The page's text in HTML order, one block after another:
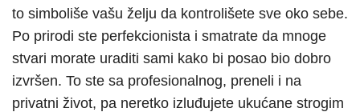
to simboliše vašu želju da kontrolišete sve oko sebe.
Po prirodi ste perfekcionista i smatrate da mnoge
stvari morate uraditi sami kako bi posao bio dobro
izvršen. To ste sa profesionalnog, preneli i na
privatni život, pa neretko izluđujete ukućane strogim